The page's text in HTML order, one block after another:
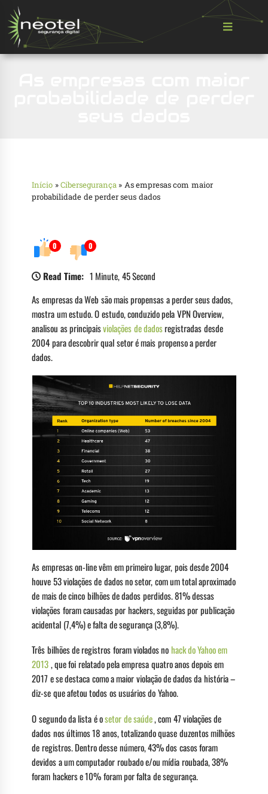
Início »Cibersegurança » As empresas com maior
probabilidade de perder seus dados
0 0
Read Time: 1 Minute, 45 Second
As empresas da Web são mais propensas a perder seus dados,
mostra um estudo. O estudo, conduzido pela VPN Overview,
analisou as principaisviolações de dadosregistradas desde
2004 para descobrir qual setor é mais propenso a perder
dados.
As empresas on-line vêm em primeiro lugar, pois desde 2004
houve 53 violações de dados no setor, com um total aproximado
de mais de cinco bilhões de dados perdidos. 81% dessas
violações foram causadas por hackers, seguidas por publicação
acidental (7,4%) e falta de segurança (3,8%).
Três bilhões de registros foram violados nohack do Yahoo em
2013, que foi relatado pela empresa quatro anos depois em
2017 e se destaca como a maior violação de dados da história –
diz-se que afetou todos os usuários do Yahoo.
O segundo da lista é osetor de saúde, com 47 violações de
dados nos últimos 18 anos, totalizando quase duzentos milhões
de registros. Dentro desse número, 43% dos casos foram
devidos a um computador roubado e/ou mídia roubada, 38%
foram hackers e 10% foram por falta de segurança.